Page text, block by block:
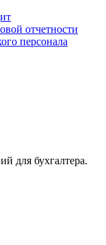
отчетности
персонала
для бухгалтера.